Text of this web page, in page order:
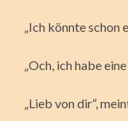
„Ich könnte
„Och, ich habe
„Lieb von dir“,